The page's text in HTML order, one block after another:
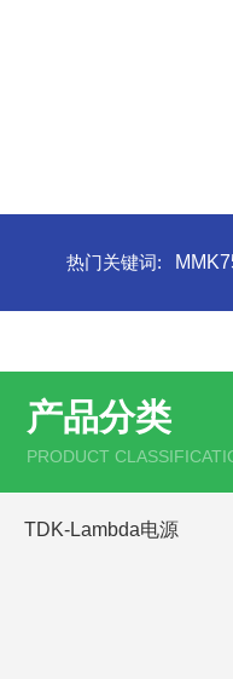
热门关键词:
产品分类
PRODUCT
TDK-Lambda电源